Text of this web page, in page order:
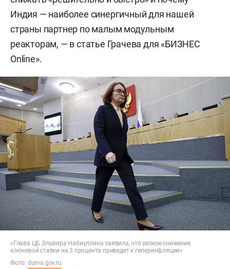
Индия — наиболее синергичный для нашей
страны партнер по малым модульным
реакторам, — в статье Грачева для «БИЗНЕС
Online».
«Глава ЦБ Эльвира Набиуллина заявила, что резкое снижение
ключевой ставки на 3 процента приведет к гиперинфляции»
Фото: duma.gov.ru